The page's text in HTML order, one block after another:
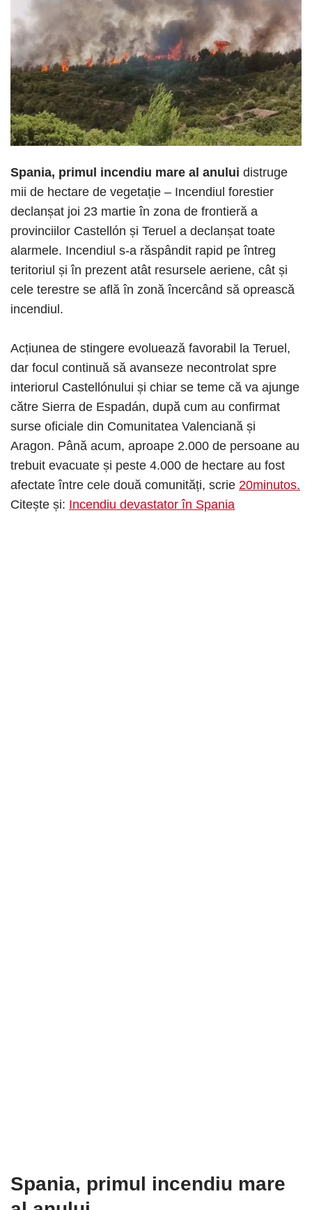
Spania, primul incendiu mare al anului distruge
mii de hectare de vegetație – Incendiul forestier
declanșat joi 23 martie în zona de frontieră a
provinciilor Castellón și Teruel a declanșat toate
alarmele. Incendiul s-a răspândit rapid pe întreg
teritoriul și în prezent atât resursele aeriene, cât și
cele terestre se află în zonă încercând să oprească
incendiul.
Acțiunea de stingere evoluează favorabil la Teruel,
dar focul continuă să avanseze necontrolat spre
interiorul Castellónului și chiar se teme că va ajunge
către Sierra de Espadán, după cum au confirmat
surse oficiale din Comunitatea Valenciană și
Aragon. Până acum, aproape 2.000 de persoane au
trebuit evacuate și peste 4.000 de hectare au fost
afectate între cele două comunități, scrie 20minutos.
Citește și: Incendiu devastator în Spania
Spania, primul incendiu mare